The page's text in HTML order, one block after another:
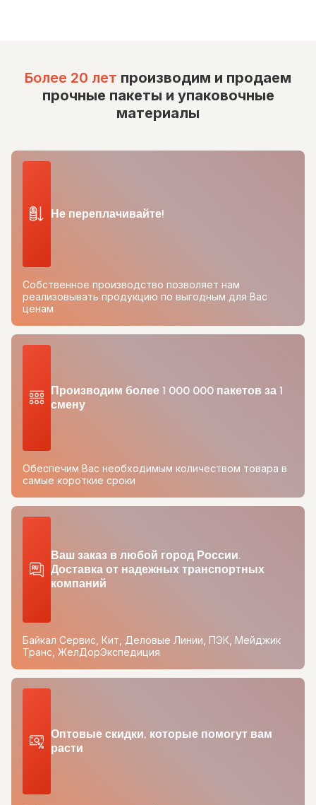
Более 20 лет производим и продаем
прочные пакеты и упаковочные
материалы
Не переплачивайте!
Собственное производство позволяет нам
реализовывать продукцию по выгодным для Вас
ценам
Производим более 1 000 000 пакетов за 1
смену
Обеспечим Вас необходимым количеством товара в
самые короткие сроки
Ваш заказ в любой город России.
Доставка от надежных транспортных
компаний
Байкал Сервис, Кит, Деловые Линии, ПЭК, Мейджик
Транс, ЖелДорЭкспедиция
Оптовые скидки, которые помогут вам
расти